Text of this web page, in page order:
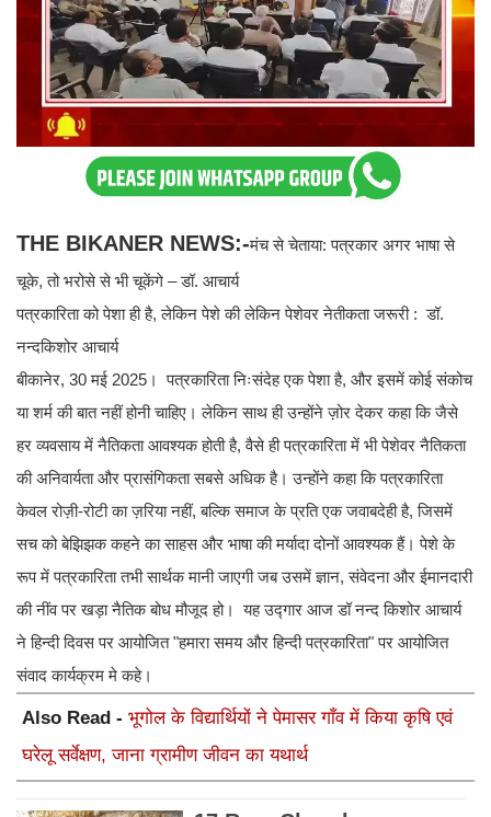
THE BIKANER NEWS:-मंच से चेताया: पत्रकार अगर भाषा से
चूके, तो भरोसे से भी चूकेंगे – डॉ. आचार्य
पत्रकारिता को पेशा ही है, लेकिन पेशे की लेकिन पेशेवर नेतीकता जरूरी : डॉ.
नन्दकिशोर आचार्य
बीकानेर, 30 मई 2025। पत्रकारिता निःसंदेह एक पेशा है, और इसमें कोई संकोच
या शर्म की बात नहीं होनी चाहिए। लेकिन साथ ही उन्होंने ज़ोर देकर कहा कि जैसे
हर व्यवसाय में नैतिकता आवश्यक होती है, वैसे ही पत्रकारिता में भी पेशेवर नैतिकता
की अनिवार्यता और प्रासंगिकता सबसे अधिक है। उन्होंने कहा कि पत्रकारिता
केवल रोज़ी-रोटी का ज़रिया नहीं, बल्कि समाज के प्रति एक जवाबदेही है, जिसमें
सच को बेझिझक कहने का साहस और भाषा की मर्यादा दोनों आवश्यक हैं। पेशे के
रूप में पत्रकारिता तभी सार्थक मानी जाएगी जब उसमें ज्ञान, संवेदना और ईमानदारी
की नींव पर खड़ा नैतिक बोध मौजूद हो। यह उद्गार आज डॉ नन्द किशोर आचार्य
ने हिन्दी दिवस पर आयोजित "हमारा समय और हिन्दी पत्रकारिता" पर आयोजित
संवाद कार्यक्रम मे कहे।
Also Read - भूगोल के विद्यार्थियों ने पेमासर गाँव में किया कृषि एवं
घरेलू सर्वेक्षण, जाना ग्रामीण जीवन का यथार्थ